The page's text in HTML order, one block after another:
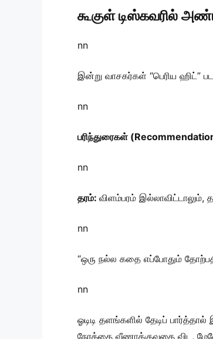
கூகுள் டிஸ்கவரில்
nn
இன்று வாசகர்கள் “பெரிய ஹிட்”
nn
பரிந்துரைகள்
nn
தரம்: விளம்பரம்
nn
“ஒரு நல்ல கதை எப்போதும்
nn
ஓடிடி தளங்களில் தேடிப்
நேரத்தை வீணாக்குவதை விட,